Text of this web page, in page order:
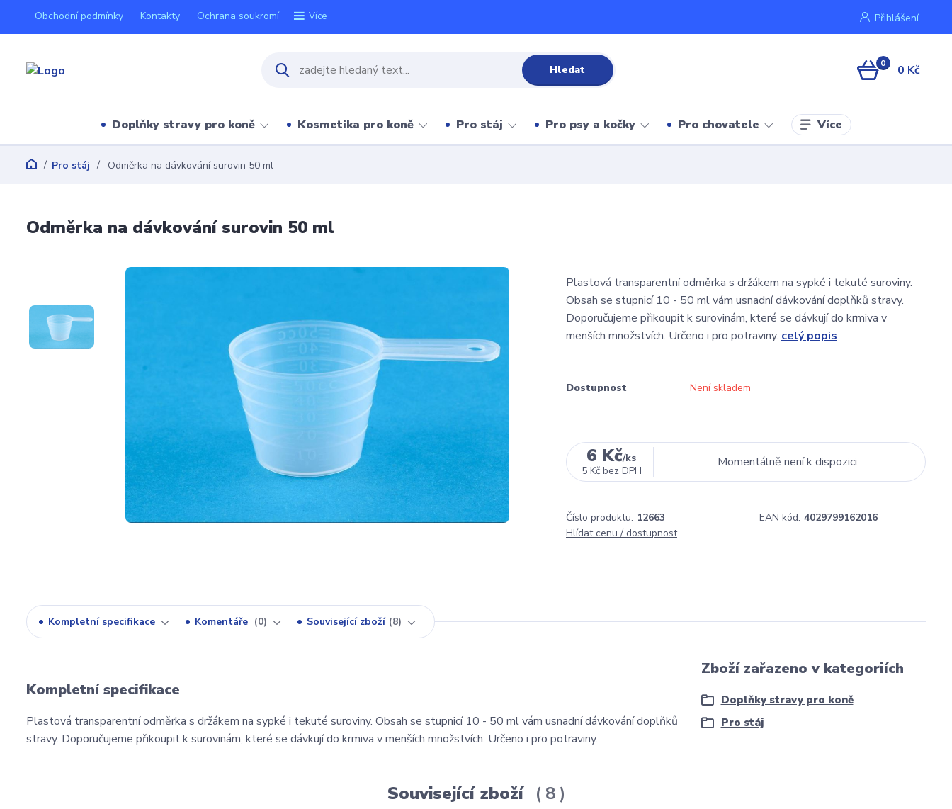
Obchodní podmínky Kontakty Ochrana soukromí Více Přihlášení
Hledat 0 0 Kč
Doplňky stravy pro koně Kosmetika pro koně Pro stáj Pro psy a kočky Pro chovatele Více
Pro stáj Odměrka na dávkování surovin 50 ml
Odměrka na dávkování surovin 50 ml
Plastová transparentní odměrka s držákem na sypké i tekuté suroviny.
Obsah se stupnicí 10 - 50 ml vám usnadní dávkování doplňků stravy.
Doporučujeme přikoupit k surovinám, které se dávkují do krmiva v
menších množstvích. Určeno i pro potraviny. celý popis
Dostupnost Není skladem
6 Kč/ks
5 Kč bez DPH
Momentálně není k dispozici
Číslo produktu: 12663 EAN kód: 4029799162016
Hlídat cenu / dostupnost
Kompletní specifikace Komentáře 0 Související zboží 8
Kompletní specifikace
Plastová transparentní odměrka s držákem na sypké i tekuté suroviny. Obsah se stupnicí 10 - 50 ml vám usnadní dávkování doplňků
stravy. Doporučujeme přikoupit k surovinám, které se dávkují do krmiva v menších množstvích. Určeno i pro potraviny.
Zboží zařazeno v kategoriích
Doplňky stravy pro koně
Pro stáj
Související zboží 8